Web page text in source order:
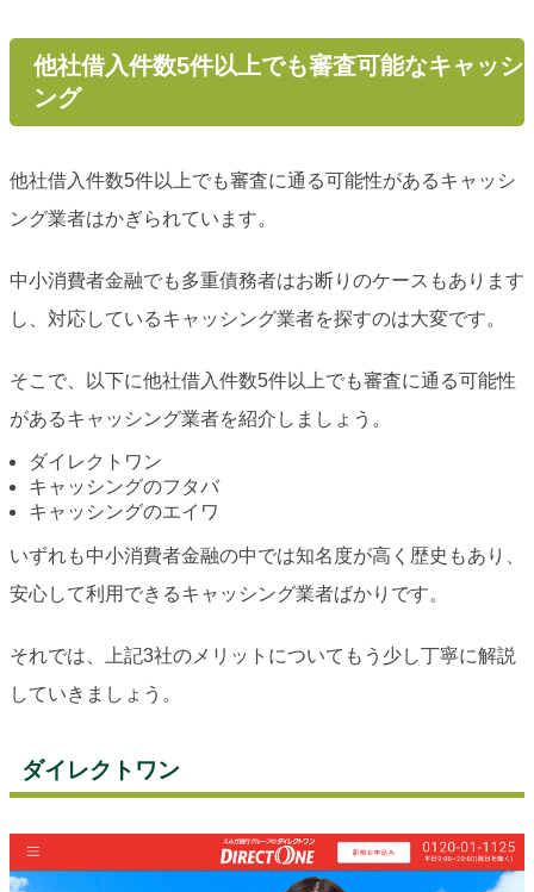
他社借入件数5件以上でも審査可能なキャッシ
ング
他社借入件数5件以上でも審査に通る可能性があるキャッシ
ング業者はかぎられています。
中小消費者金融でも多重債務者はお断りのケースもあります
し、対応しているキャッシング業者を探すのは大変です。
そこで、以下に他社借入件数5件以上でも審査に通る可能性
があるキャッシング業者を紹介しましょう。
ダイレクトワン
キャッシングのフタバ
キャッシングのエイワ
いずれも中小消費者金融の中では知名度が高く歴史もあり、
安心して利用できるキャッシング業者ばかりです。
それでは、上記3社のメリットについてもう少し丁寧に解説
していきましょう。
ダイレクトワン